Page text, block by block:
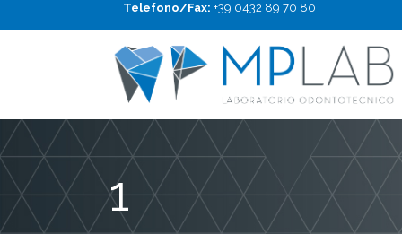
Telefono/Fax: +39 0432 89 70 80
1